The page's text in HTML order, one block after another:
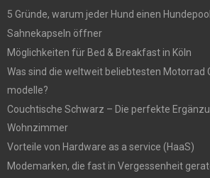
5 Gründe, warum jeder Hund einen
Sahnekapseln öffner
Möglichkeiten für Bed & Breakfast in Köln
Was sind die weltweit beliebtesten Motorrad
modelle?
Couchtische Schwarz – Die perfekte
Wohnzimmer
Vorteile von Hardware as a service (HaaS)
Modemarken, die fast in Vergessenheit